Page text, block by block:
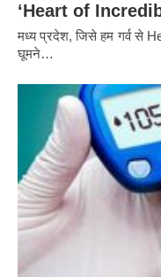
‘Heart of
मध्य प्रदेश, जिसे हम गर्व से
घूमने…